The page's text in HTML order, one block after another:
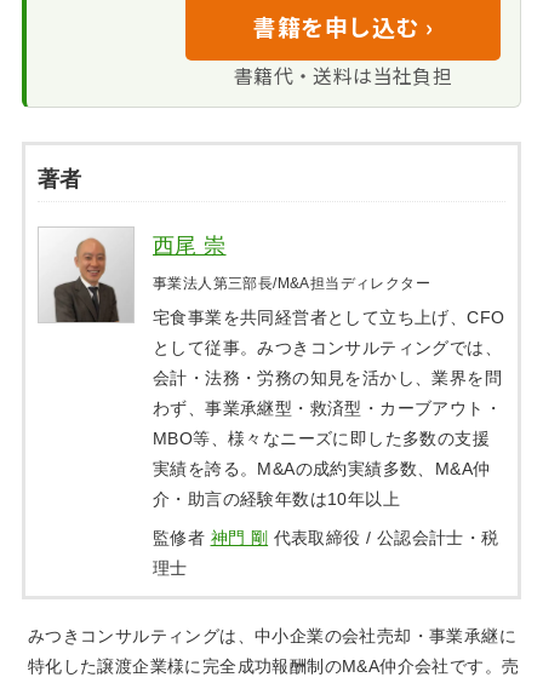
書籍を申し込む ›
書籍代・送料は当社負担
著者
西尾 崇
事業法人第三部長/M&A担当ディレクター
宅食事業を共同経営者として立ち上げ、CFO
として従事。みつきコンサルティングでは、
会計・法務・労務の知見を活かし、業界を問
わず、事業承継型・救済型・カーブアウト・
MBO等、様々なニーズに即した多数の支援
実績を誇る。M&Aの成約実績多数、M&A仲
介・助言の経験年数は10年以上
監修者 神門 剛 代表取締役 / 公認会計士・税
理士
みつきコンサルティングは、中小企業の会社売却・事業承継に
特化した譲渡企業様に完全成功報酬制のM&A仲介会社です。売